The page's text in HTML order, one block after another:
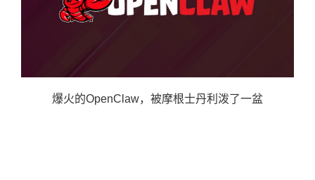
爆火的OpenClaw，被摩根士丹利泼了一盆